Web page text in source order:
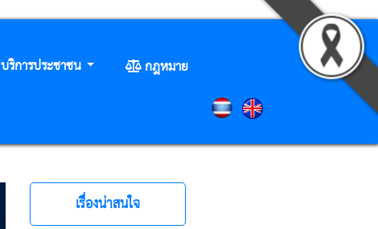
บริการประชาชน
กฎหมาย
เรื่องน่าสนใจ